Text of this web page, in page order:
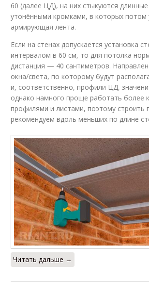
60 (далее ЦД), на них стыкуются
утонёнными кромками, в которых потом
армирующая лента.
Если на стенах допускается установка
интервалом в 60 см, то для потолка
дистанция — 40 сантиметров.
окна/света, по которому будут
и, соответственно, профили ЦД,
однако намного проще работать более
профилями и листами, поэтому строить
рекомендуем вдоль меньших по длине
Читать дальше →